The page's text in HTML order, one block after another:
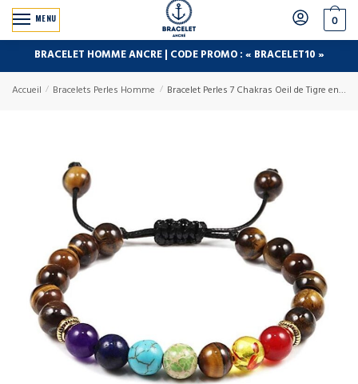
MENU 0
BRACELET HOMME ANCRE | CODE PROMO : « BRACELET10 »
Accueil / Bracelets Perles Homme / Bracelet Perles 7 Chakras Oeil de Tigre en Pierre